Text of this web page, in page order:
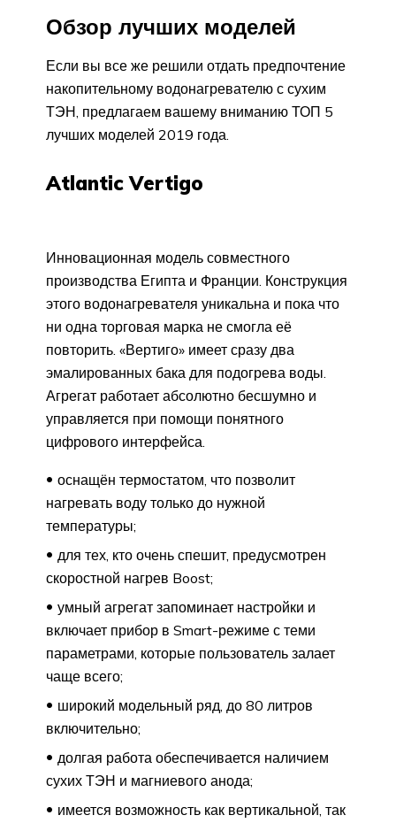
Обзор лучших моделей
Если вы все же решили отдать предпочтение
накопительному водонагревателю с сухим
ТЭН, предлагаем вашему вниманию ТОП 5
лучших моделей 2019 года.
Atlantic Vertigo
Инновационная модель совместного
производства Египта и Франции. Конструкция
этого водонагревателя уникальна и пока что
ни одна торговая марка не смогла её
повторить. «Вертиго» имеет сразу два
эмалированных бака для подогрева воды.
Агрегат работает абсолютно бесшумно и
управляется при помощи понятного
цифрового интерфейса.
оснащён термостатом, что позволит
нагревать воду только до нужной
температуры;
для тех, кто очень спешит, предусмотрен
скоростной нагрев Boost;
умный агрегат запоминает настройки и
включает прибор в Smart-режиме с теми
параметрами, которые пользователь залает
чаще всего;
широкий модельный ряд, до 80 литров
включительно;
долгая работа обеспечивается наличием
сухих ТЭН и магниевого анода;
имеется возможность как вертикальной, так